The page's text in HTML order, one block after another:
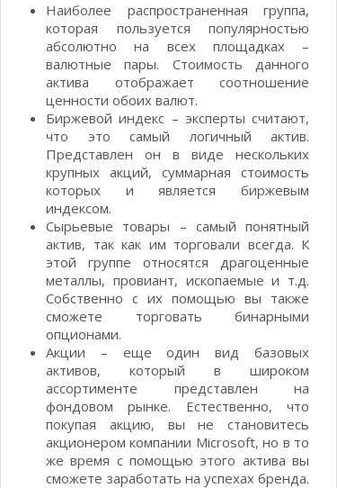
Наиболее распространенная группа,
которая пользуется популярностью
абсолютно на всех площадках –
валютные пары. Стоимость данного
актива отображает соотношение
ценности обоих валют.
Биржевой индекс – эксперты считают,
что это самый логичный актив.
Представлен он в виде нескольких
крупных акций, суммарная стоимость
которых и является биржевым
индексом.
Сырьевые товары – самый понятный
актив, так как им торговали всегда. К
этой группе относятся драгоценные
металлы, провиант, ископаемые и т.д.
Собственно с их помощью вы также
сможете торговать бинарными
опционами.
Акции – еще один вид базовых
активов, который в широком
ассортименте представлен на
фондовом рынке. Естественно, что
покупая акцию, вы не становитесь
акционером компании Microsoft, но в то
же время с помощью этого актива вы
сможете заработать на успехах бренда.